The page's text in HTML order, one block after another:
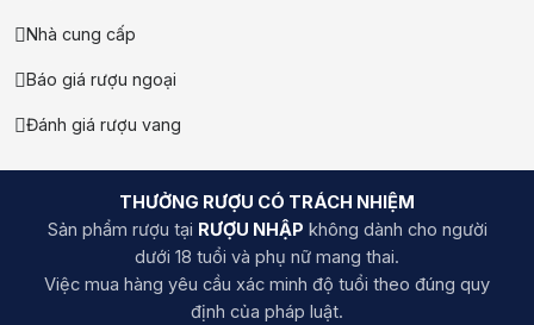
Nhà cung cấp
Báo giá rượu ngoại
Đánh giá rượu vang
THƯỞNG RƯỢU CÓ TRÁCH NHIỆM
Sản phẩm rượu tại RƯỢU NHẬP không dành cho người
dưới 18 tuổi và phụ nữ mang thai.
Việc mua hàng yêu cầu xác minh độ tuổi theo đúng quy
định của pháp luật.